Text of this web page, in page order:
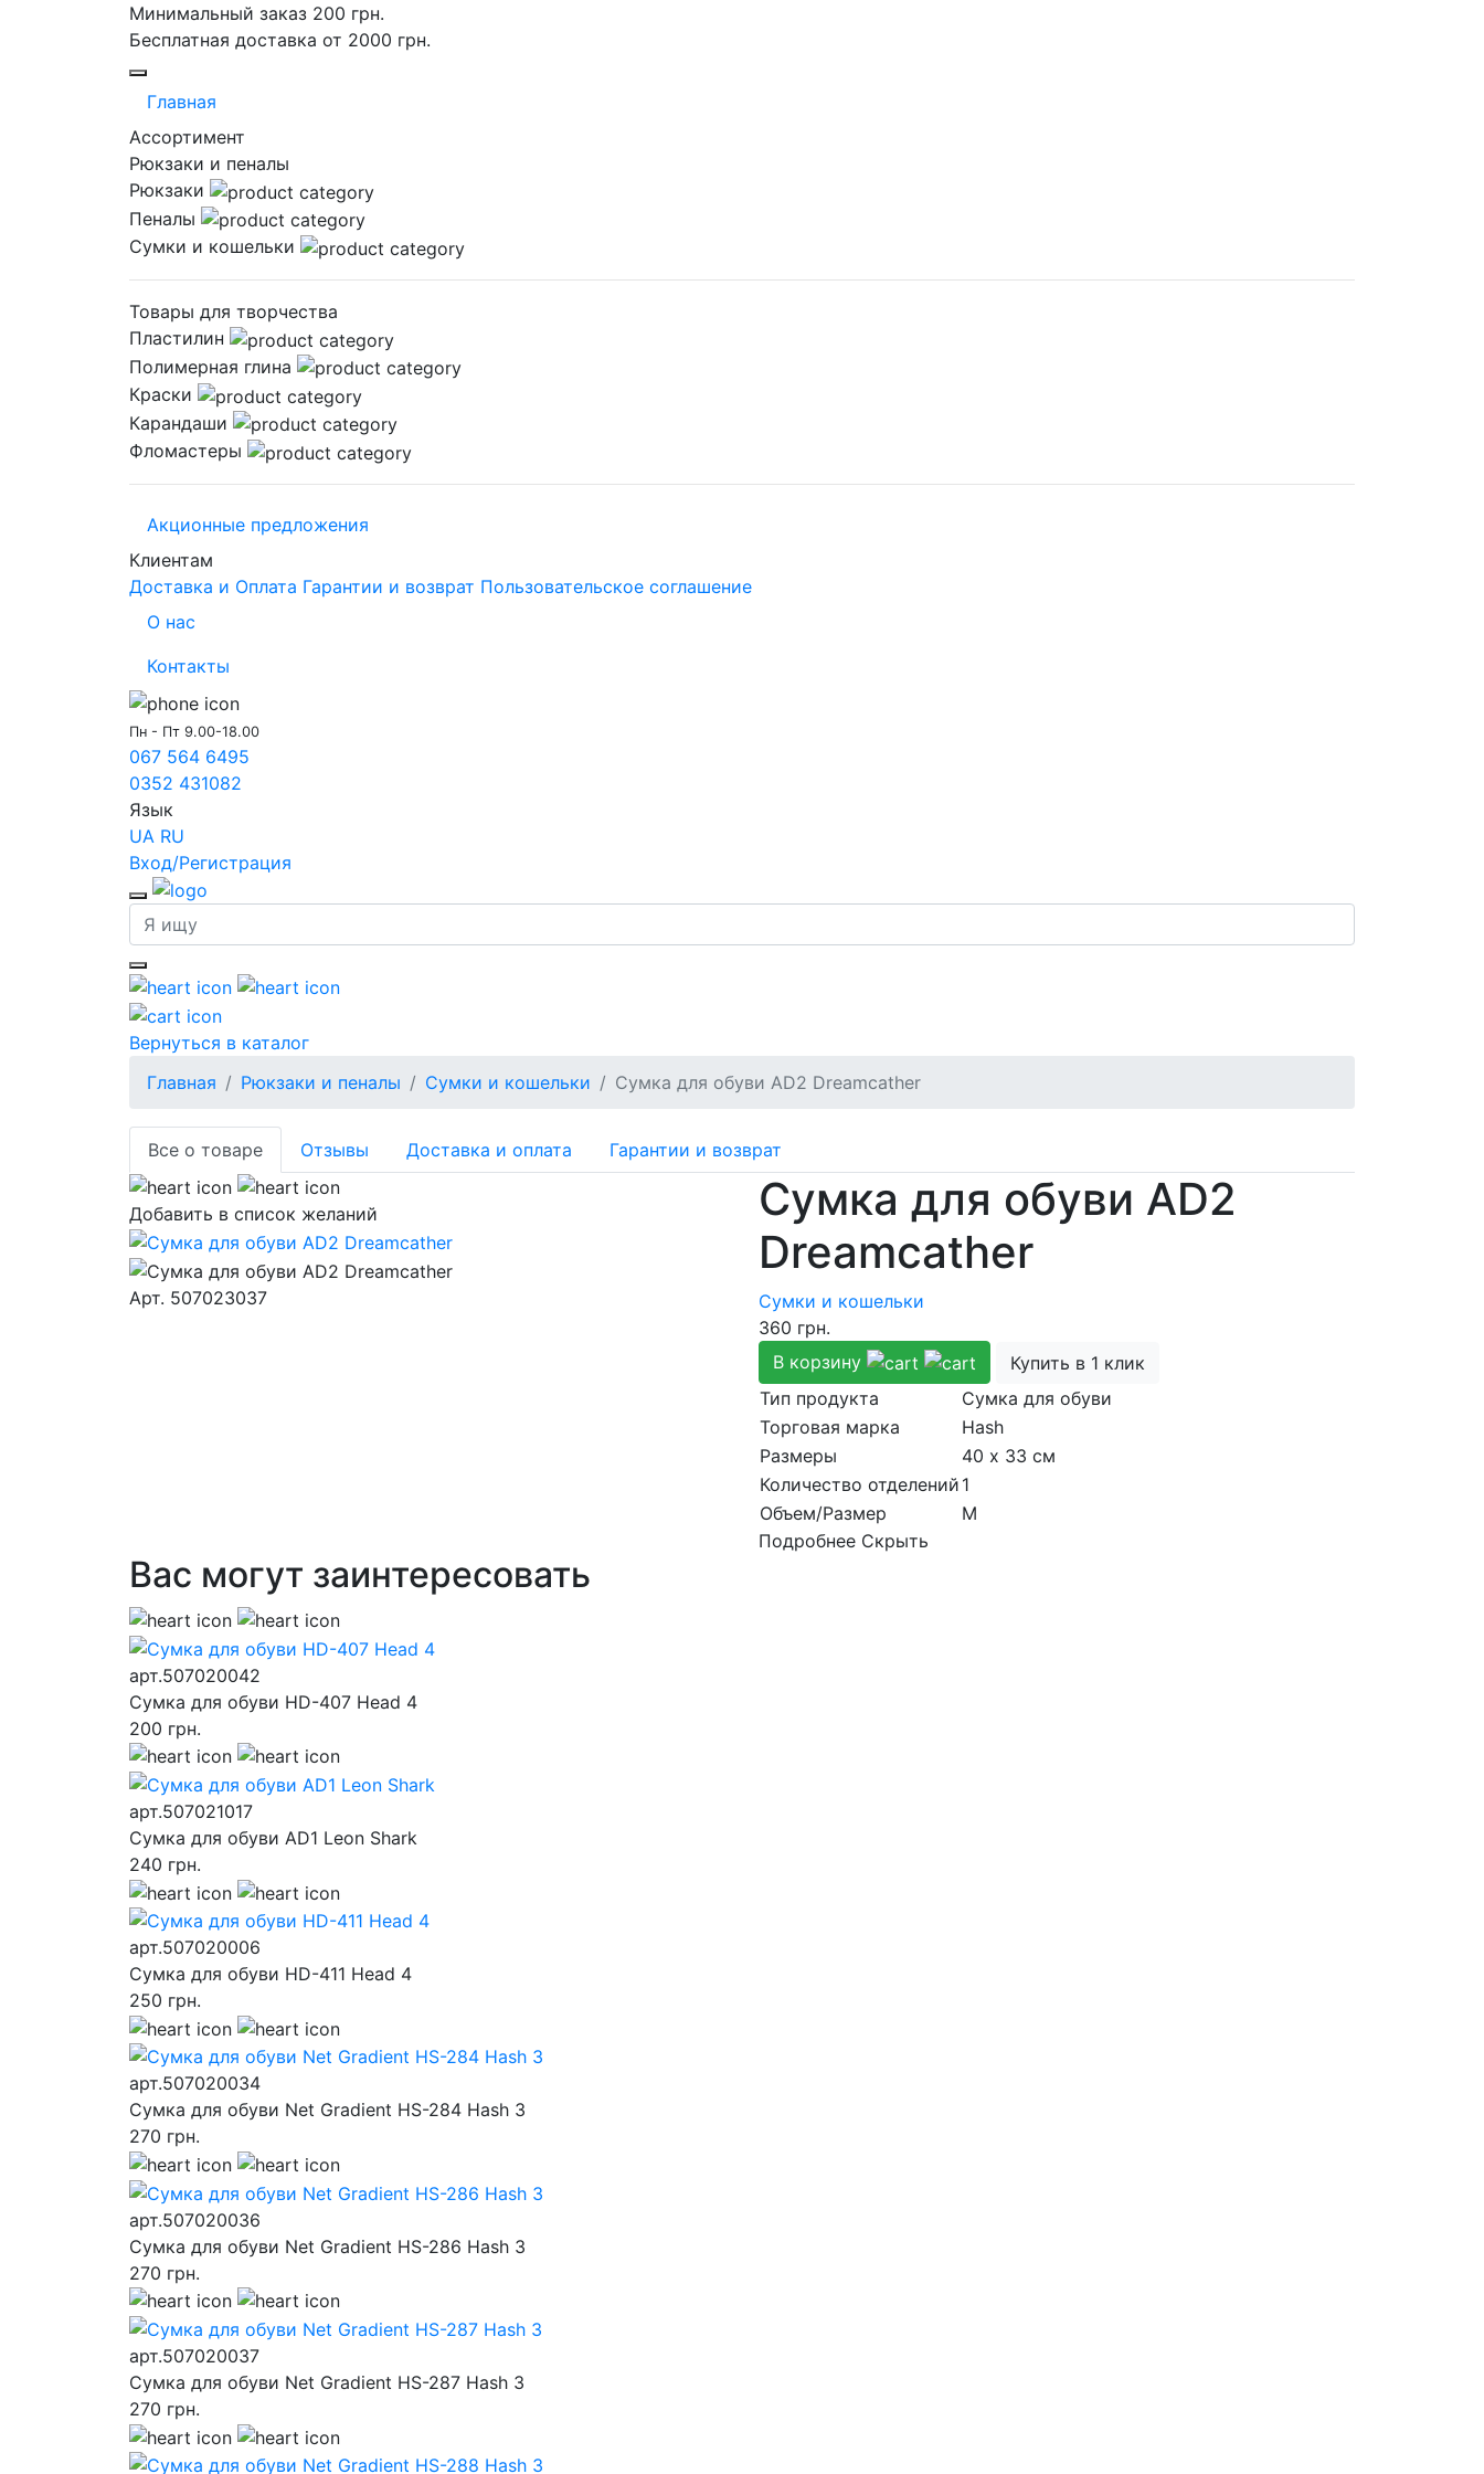
Минимальный заказ 200 грн.
Бесплатная доставка от 2000 грн.
Главная
Ассортимент
Рюкзаки и пеналы
Рюкзаки
Пеналы
Сумки и кошельки
Товары для творчества
Пластилин
Полимерная глина
Краски
Карандаши
Фломастеры
Акционные предложения
Клиентам
Доставка и Оплата Гарантии и возврат Пользовательское соглашение
О нас
Контакты
Пн - Пт 9.00-18.00
067 564 6495
0352 431082
Язык
UA RU
Вход/Регистрация
Вернуться в каталог
Главная
Рюкзаки и пеналы Сумки и кошельки Сумка для обуви AD2 Dreamcather
Все о товаре Отзывы Доставка и оплата Гарантии и возврат
Добавить в список желаний
Aрт. 507023037
Сумка для обуви AD2
Dreamcather
Сумки и кошельки
360 грн.
В корзину
Купить в 1 клик
Тип продукта
Сумка для обуви
Торговая марка
Hash
Размеры
40 х 33 см
Количество отделений 1
Объем/Размер
M
Подробнее Скрыть
Вас могут заинтересовать
арт.507020042
Сумка для обуви HD-407 Head 4
200 грн.
арт.507021017
Сумка для обуви AD1 Leon Shark
240 грн.
арт.507020006
Сумка для обуви HD-411 Head 4
250 грн.
арт.507020034
Сумка для обуви Net Gradient HS-284 Hash 3
270 грн.
арт.507020036
Сумка для обуви Net Gradient HS-286 Hash 3
270 грн.
арт.507020037
Сумка для обуви Net Gradient HS-287 Hash 3
270 грн.